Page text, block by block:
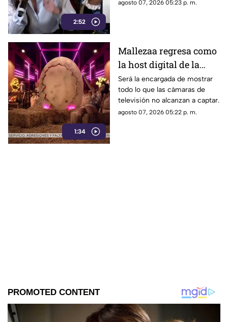
2:52
credibilidad de TV
agosto 07, 2026 05:23 p. m.
1:34
Mallezaa regresa como
la host digital de la
segunda temporada de
La Granja VIP
Será la encargada de mostrar
todo lo que las cámaras de
televisión no alcanzan a captar.
agosto 07, 2026 05:22 p. m.